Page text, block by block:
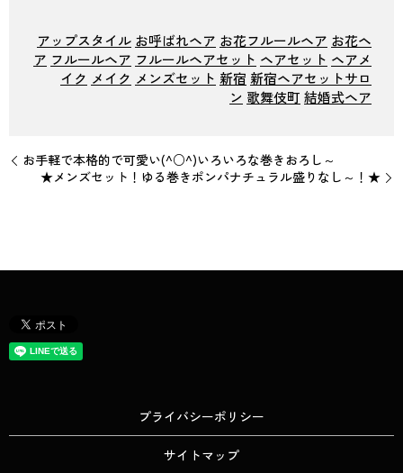
アップスタイル お呼ばれヘア お花フルールヘア お花ヘ
ア フルールヘア フルールヘアセット ヘアセット ヘアメ
イク メイク メンズセット 新宿 新宿ヘアセットサロ
ン 歌舞伎町 結婚式ヘア
お手軽で本格的で可愛い(^○^)いろいろな巻きおろし～
★メンズセット！ゆる巻きポンパナチュラル盛りなし～！★
プライバシーポリシー
サイトマップ